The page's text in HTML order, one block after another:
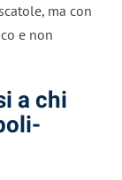
ma con
e non
a chi